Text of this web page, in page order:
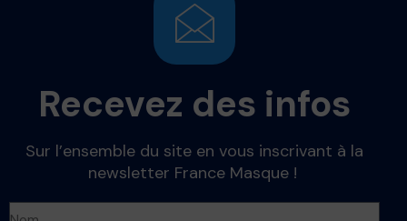
Recevez des infos
Sur l’ensemble du site en vous inscrivant à la
newsletter France Masque !